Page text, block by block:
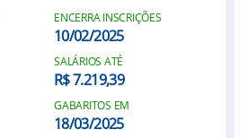
ENCERRA INSCRIÇÕES
10/02/2025
SALÁRIOS ATÉ
R$ 7.219,39
GABARITOS EM
18/03/2025